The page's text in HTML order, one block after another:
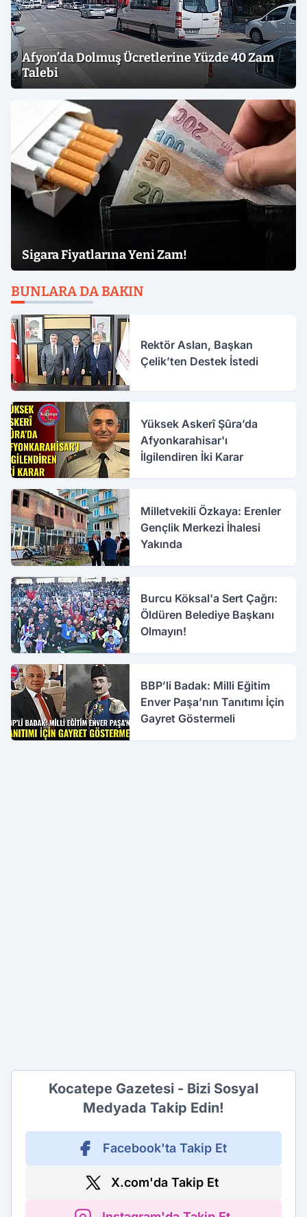
Afyon’da Dolmuş Ücretlerine Yüzde 40 Zam
Talebi
Sigara Fiyatlarına Yeni Zam!
BUNLARA DA BAKIN
Rektör Aslan, Başkan
Çelik’ten Destek İstedi
Yüksek Askerî Şûra’da
Afyonkarahisar'ı
İlgilendiren İki Karar
Milletvekili Özkaya: Erenler
Gençlik Merkezi İhalesi
Yakında
Burcu Köksal'a Sert Çağrı:
Öldüren Belediye Başkanı
Olmayın!
BBP’li Badak: Milli Eğitim
Enver Paşa’nın Tanıtımı İçin
Gayret Göstermeli
Kocatepe Gazetesi - Bizi Sosyal
Medyada Takip Edin!
Facebook'ta Takip Et
X.com'da Takip Et